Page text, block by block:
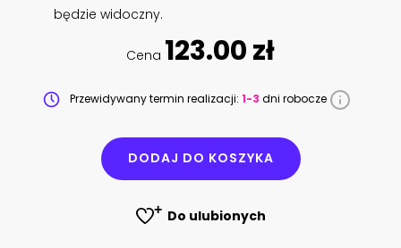
będzie widoczny.
Cena 123.00 zł
Przewidywany termin realizacji: 1-3 dni robocze
DODAJ DO KOSZYKA
Do ulubionych